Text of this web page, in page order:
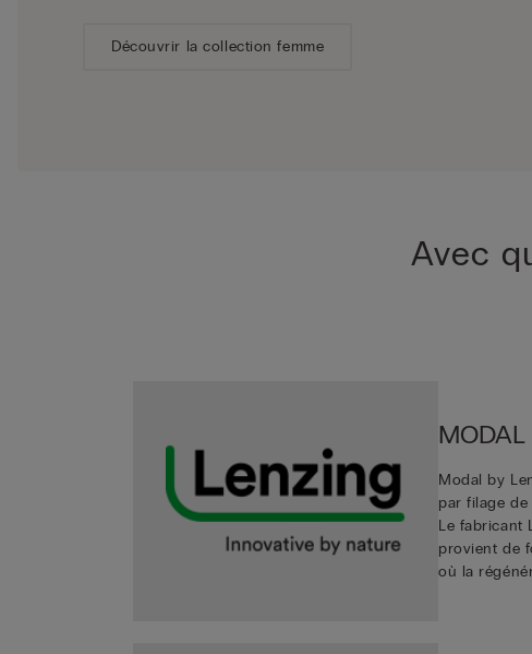
Découvrir la collection femme
Avec
Modal by
par filage
Le fabricant
provient de
où la